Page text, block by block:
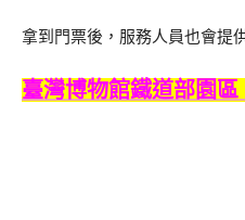
拿到門票後，服務人員也會提
臺灣博物館鐵道部園